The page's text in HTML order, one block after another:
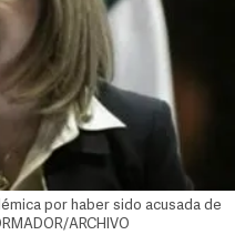
por haber sido acusada de
ARCHIVO